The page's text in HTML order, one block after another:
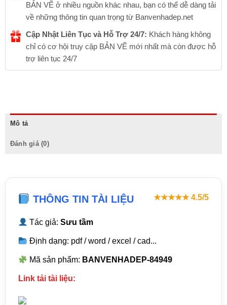
BẢN VẼ ở nhiều nguồn khác nhau, bạn có thể dễ dàng tải
về những thông tin quan trọng từ Banvenhadep.net
Cập Nhật Liên Tục và Hỗ Trợ 24/7: Khách hàng không
chỉ có cơ hội truy cập BẢN VẼ mới nhất mà còn được hỗ
trợ liên tục 24/7
Mô tả
Đánh giá (0)
THÔNG TIN TÀI LIỆU ★★★★★ 4.5/5
Tác giả:Sưu tầm
Định dạng: pdf / word / excel / cad...
Mã sản phẩm: BANVENHADEP-84949
Link tải tài liệu: